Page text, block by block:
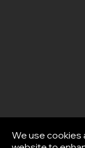
We use cookies